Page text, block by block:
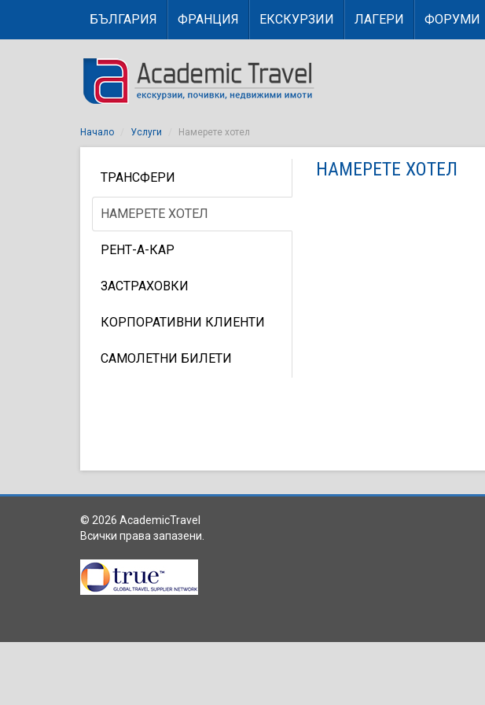
БЪЛГАРИЯ ФРАНЦИЯ ЕКСКУРЗИИ ЛАГЕРИ ФОРУМИ
Начало Услуги Намерете хотел
ТРАНСФЕРИ
НАМЕРЕТЕ ХОТЕЛ
РЕНТ-А-КАР
ЗАСТРАХОВКИ
КОРПОРАТИВНИ КЛИЕНТИ
САМОЛЕТНИ БИЛЕТИ
НАМЕРЕТЕ ХОТЕЛ
© 2026 AcademicTravel
Всички права запазени.